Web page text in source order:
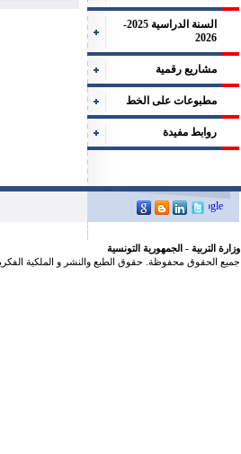
السنة الدراسية 2025-
2026
مشاريع رقمية
مطبوعات على الخط
روابط مفيدة
وزارة التربية - الجمهورية التونسية
جميع الحقوق محفوظة. حقوق الطبع والنشر و الملكية